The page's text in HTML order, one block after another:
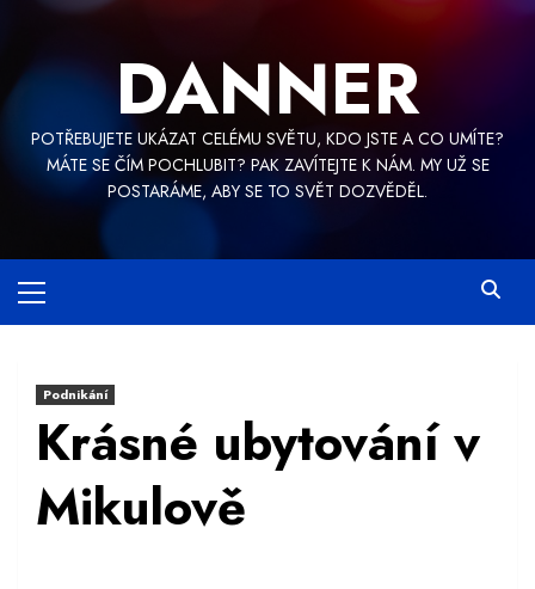
content
DANNER
POTŘEBUJETE UKÁZAT CELÉMU SVĚTU, KDO JSTE A CO UMÍTE?
MÁTE SE ČÍM POCHLUBIT? PAK ZAVÍTEJTE K NÁM. MY UŽ SE
POSTARÁME, ABY SE TO SVĚT DOZVĚDĚL.
Menu
Podnikání
Krásné ubytování v
Mikulově